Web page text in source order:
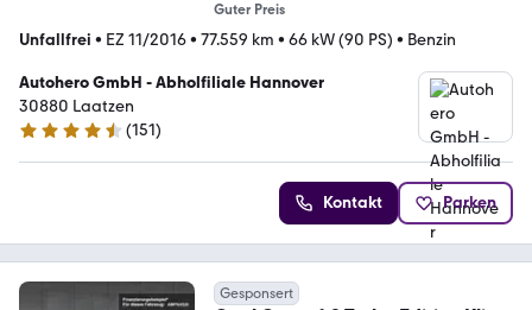
Guter Preis
Unfallfrei • EZ 11/2016• 77.559 km • 66 kW (90 PS) • Benzin
Autohero GmbH - Abholfiliale Hannover
30880 Laatzen
4.7 Sterne
(151)
Kontakt Parken
Gesponsert